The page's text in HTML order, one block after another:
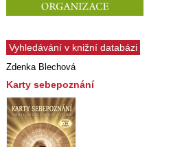
Vyhledávání v knižní databázi
Zdenka Blechová
Karty sebepoznání